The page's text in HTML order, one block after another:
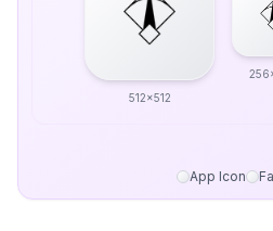
512x512
App Icon